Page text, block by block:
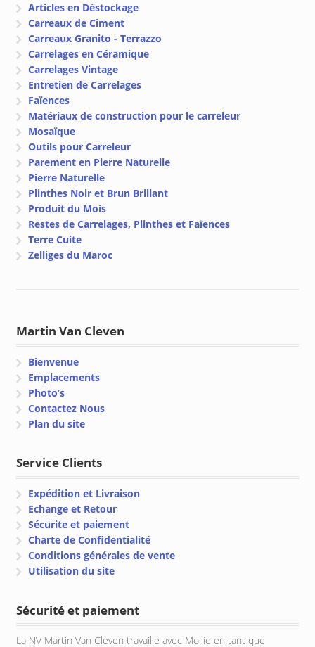
Articles en Déstockage
Carreaux de Ciment
Carreaux Granito - Terrazzo
Carrelages en Céramique
Carrelages Vintage
Entretien de Carrelages
Faïences
Matériaux de construction pour le carreleur
Mosaïque
Outils pour Carreleur
Parement en Pierre Naturelle
Pierre Naturelle
Plinthes Noir et Brun Brillant
Produit du Mois
Restes de Carrelages, Plinthes et Faïences
Terre Cuite
Zelliges du Maroc
Martin Van Cleven
Bienvenue
Emplacements
Photo’s
Contactez Nous
Plan du site
Service Clients
Expédition et Livraison
Echange et Retour
Sécurite et paiement
Charte de Confidentialité
Conditions générales de vente
Utilisation du site
Sécurité et paiement
La NV Martin Van Cleven travaille avec Mollie en tant que